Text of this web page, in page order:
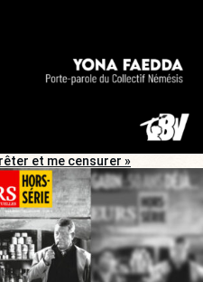
et me censurer »